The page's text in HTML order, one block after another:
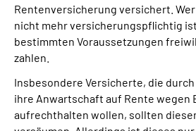
Rentenversicherung versichert.
nicht mehr versicherungspflichtig
bestimmten Voraussetzungen
zahlen.
Insbesondere Versicherte, die
ihre Anwartschaft auf Rente wegen
aufrechthalten wollen, sollten